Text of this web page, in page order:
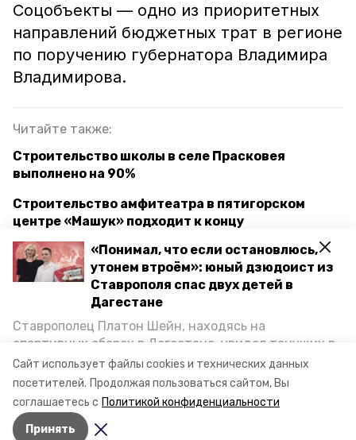
Сайт использует файлы cookies и технических данных
посетителей. Продолжая пользоваться сайтом, Вы
соглашаетесь с Политикой конфиденциальности
Принять
«Понимал, что если остановлюсь,
утонем втроём»: юный дзюдоист из
Ставрополя спас двух детей в
Дагестане
Ставрополец Платон Шейн, находясь на
спортивных сборах в Дегестане, увидел тонущих в
Каспийском море детей и бросился на помощь. По
возвращении домой, отважного мальчика
пригласили в министерство образования края и
наградили. Корреспондент «Победы26» пообщался
с юным героем.
Соцобъекты — одно из приоритетных
направлений бюджетных трат в регионе
по поручению губернатора Владимира
Владимирова.
Читайте также:
Строительство школы в селе Прасковея
выполнено на 90%
Строительство амфитеатра в пятигорском
центре «Машук» подходит к концу
Губернатор Владимиров попросил Путина
ускорить строительство взлётно-посадочной
полосы в Ставрополе
ставропольский край соцобъекты
кисловодск
Авторы: Алина Журавлёва